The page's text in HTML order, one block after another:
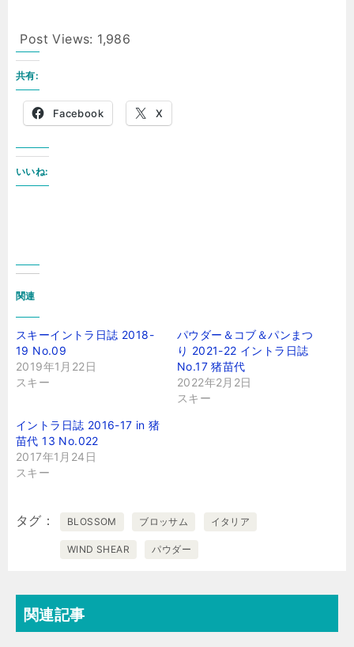
Post Views: 1,986
共有:
Facebook X
いいね:
関連
スキーイントラ日誌 2018-
19 No.09
2019年1月22日
スキー
パウダー＆コブ＆パンまつ
り 2021-22 イントラ日誌
No.17 猪苗代
2022年2月2日
スキー
イントラ日誌 2016-17 in 猪
苗代 13 No.022
2017年1月24日
スキー
タグ BLOSSOM ブロッサム イタリア
WIND SHEAR パウダー
関連記事